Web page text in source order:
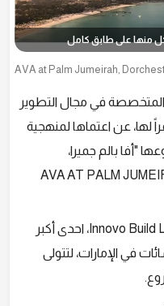
AVA at Palm Jumeirah,
المتخصصة في مجال التطوير
لها، عن اعتماها لمنهجية
"أفا بالم جميرا،
AVA AT PALM
وقامت أمنيات بمنح عقد لشركة Innovo Build LLC، احدى أكبر
في الإمارات، لتتولى